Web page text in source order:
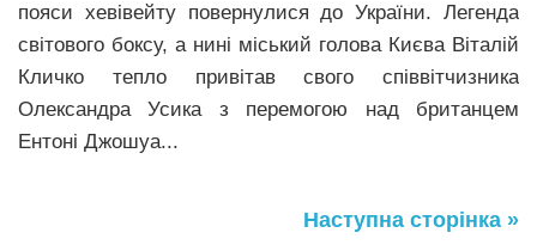
пояси хевівейту повернулися до України. Легенда
світового боксу, а нині міський голова Києва Віталій
Кличко тепло привітав свого співвітчизника
Олександра Усика з перемогою над британцем
Ентоні Джошуа...
Наступна сторінка »